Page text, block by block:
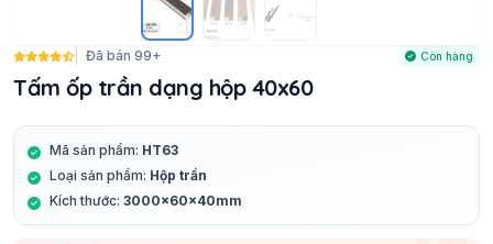
Đã bán 99+ Còn hàng
Tấm ốp trần dạng hộp 40x60
Mã sản phẩm: HT63
Loại sản phẩm: Hộp trần
Kích thước: 3000x60x40mm